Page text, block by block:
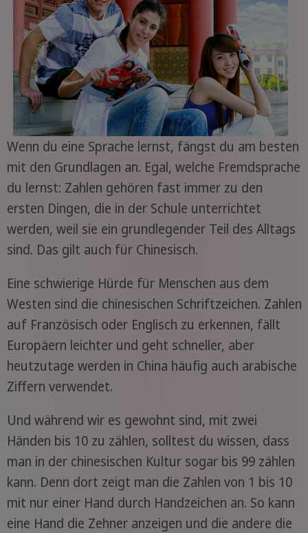
Wenn du eine Sprache lernst, fängst du am besten
mit den Grundlagen an. Egal, welche Fremdsprache
du lernst: Zahlen gehören fast immer zu den
ersten Dingen, die in der Schule unterrichtet
werden, weil sie ein grundlegender Teil des Alltags
sind. Das gilt auch für Chinesisch.
Eine schwierige Hürde für Menschen aus dem
Westen sind die chinesischen Schriftzeichen. Zahlen
auf Französisch oder Englisch zu erkennen, fällt
Europäern leichter und geht schneller, aber
heutzutage werden in China häufig auch arabische
Ziffern verwendet.
Und während wir es gewohnt sind, mit zwei
Händen bis 10 zu zählen, solltest du wissen, dass
man in der chinesischen Kultur sogar bis 99 zählen
kann. Denn dort zeigt man die Zahlen von 1 bis 10
mit nur einer Hand durch Handzeichen an. So kann
eine Hand die Zehner anzeigen und die andere die